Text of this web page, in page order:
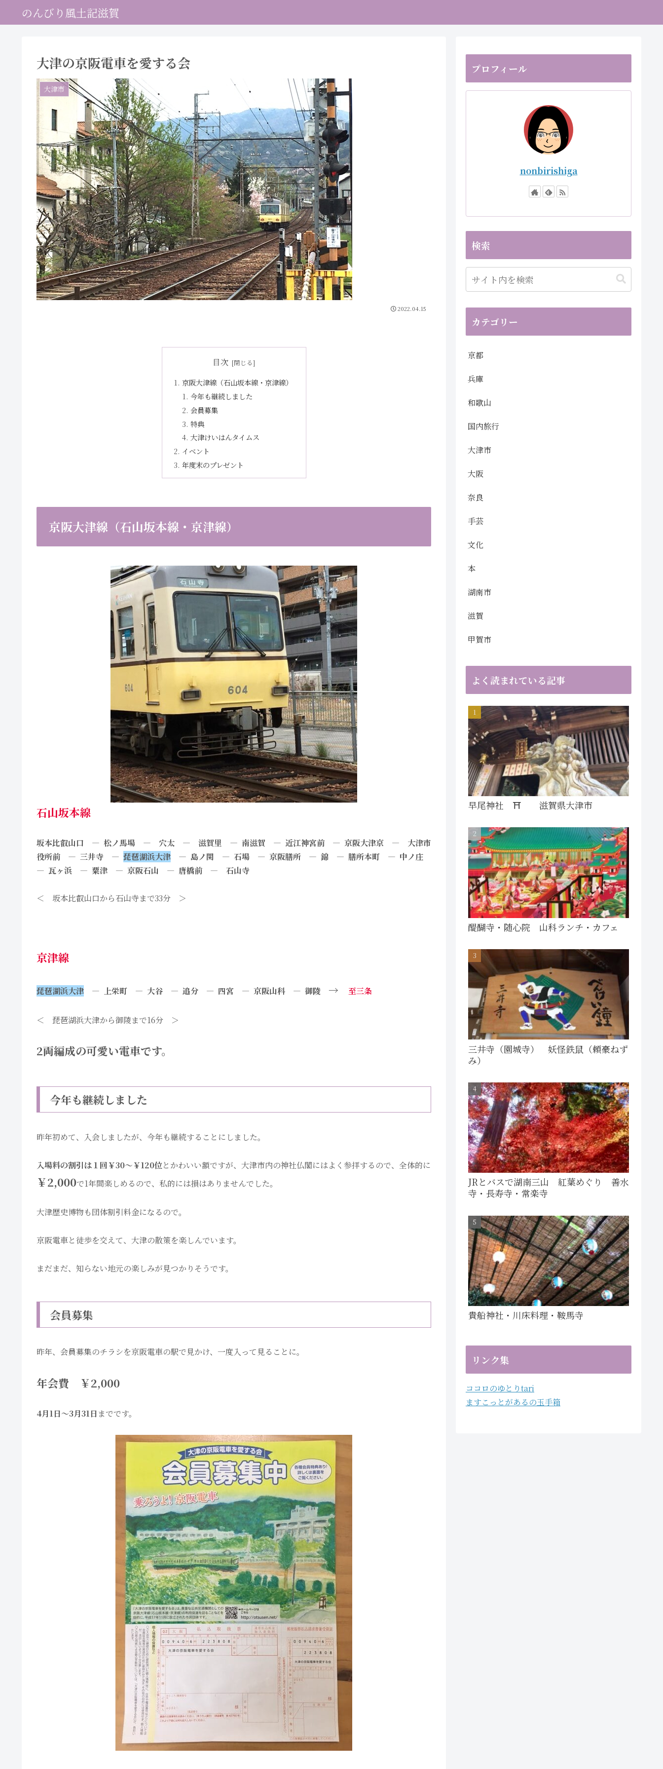
のんびり風土記滋賀
大津の京阪電車を愛する会
大津市
2022.04.15
目次
京阪大津線（石山坂本線・京津線）
今年も継続しました
会員募集
特典
大津けいはんタイムス
イベント
年度末のプレゼント
京阪大津線（石山坂本線・京津線）
石山坂本線
坂本比叡山口 — 松ノ馬場 — 穴太 — 滋賀里 — 南滋賀 — 近江神宮前 — 京阪大津京 — 大津市
役所前 — 三井寺 — 琵琶湖浜大津 — 島ノ関 — 石場 — 京阪膳所 — 錦 — 膳所本町 — 中ノ庄
— 瓦ヶ浜 — 粟津 — 京阪石山 — 唐橋前 — 石山寺
＜ 坂本比叡山口から石山寺まで33分 ＞
京津線
琵琶湖浜大津 — 上栄町 — 大谷 — 追分 — 四宮 — 京阪山科 — 御陵 → 至三条
＜ 琵琶湖浜大津から御陵まで16分 ＞
2両編成の可愛い電車です。
今年も継続しました
昨年初めて、入会しましたが、今年も継続することにしました。
入場料の割引は１回￥30〜￥120位とかわいい額ですが、大津市内の神社仏閣にはよく参拝するので、全体的に
￥2,000で1年間楽しめるので、私的には損はありませんでした。
大津歴史博物も団体割引料金になるので。
京阪電車と徒歩を交えて、大津の散策を楽しんでいます。
まだまだ、知らない地元の楽しみが見つかりそうです。
会員募集
昨年、会員募集のチラシを京阪電車の駅で見かけ、一度入って見ることに。
年会費 ￥2,000
4月1日〜3月31日までです。
プロフィール
nonbirishiga
検索
カテゴリー
京都
兵庫
和歌山
国内旅行
大津市
大阪
奈良
手芸
文化
本
湖南市
滋賀
甲賀市
よく読まれている記事
早尾神社 ⛩ 滋賀県大津市
醍醐寺・随心院 山科ランチ・カフェ
三井寺（園城寺） 妖怪鉄鼠（頼豪ねず
み）
JRとバスで湖南三山 紅葉めぐり 善水
寺・長寿寺・常楽寺
貴船神社・川床料理・鞍馬寺
リンク集
ココロのゆとりtari
ますこっとがあるの玉手箱